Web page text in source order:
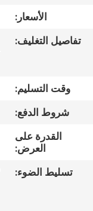
الجودة
أخبار
طلب
الأسعار:
تفاصيل التغليف:
وقت التسليم:
شروط الدفع:
القدرة على
العرض:
تسليط الضوء: